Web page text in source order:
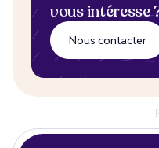
vous intéresse
Nous contacter